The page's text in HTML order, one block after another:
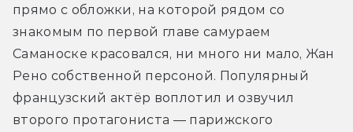
прямо с обложки, на которой рядом со
знакомым по первой главе самураем
Саманоске красовался, ни много ни мало, Жан
Рено собственной персоной. Популярный
французский актёр воплотил и озвучил
второго протагониста — парижского